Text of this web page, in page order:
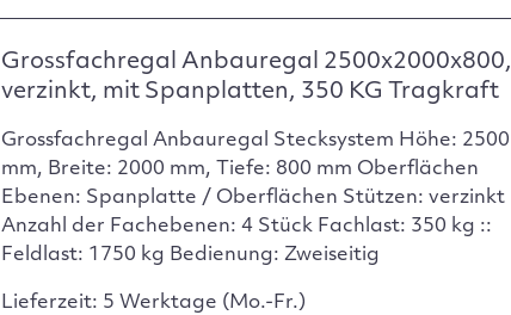
Grossfachregal Anbauregal 2500x2000x800,
verzinkt, mit Spanplatten, 350 KG Tragkraft
Grossfachregal Anbauregal Stecksystem Höhe: 2500
mm, Breite: 2000 mm, Tiefe: 800 mm Oberflächen
Ebenen: Spanplatte / Oberflächen Stützen: verzinkt
Anzahl der Fachebenen: 4 Stück Fachlast: 350 kg ::
Feldlast: 1750 kg Bedienung: Zweiseitig
Lieferzeit: 5 Werktage (Mo.-Fr.)